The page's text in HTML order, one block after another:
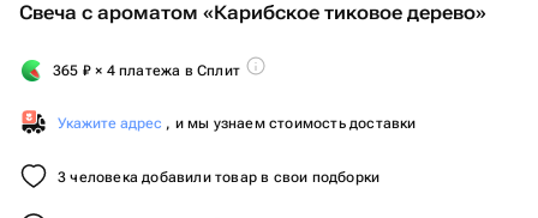
Свеча с ароматом «Карибское тиковое дерево»
365 ₽ × 4 платежа в Сплит
Укажите адрес , и мы узнаем стоимость доставки
3 человека добавили товар в свои подборки